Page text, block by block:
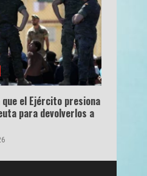
que el Ejército presiona
para devolverlos a